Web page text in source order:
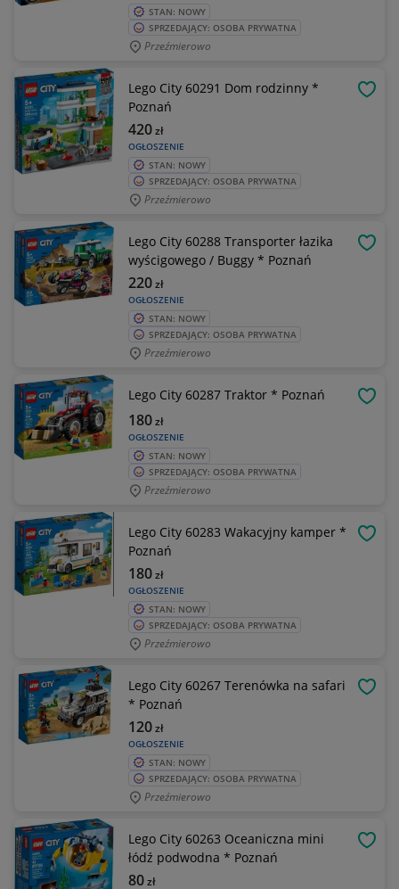
STAN: NOWY
SPRZEDAJĄCY: OSOBA PRYWATNA
Przeźmierowo
Lego City 60291 Dom rodzinny *
Poznań
OGŁOSZENIE
420zł
STAN: NOWY
SPRZEDAJĄCY: OSOBA PRYWATNA
Przeźmierowo
Lego City 60288 Transporter łazika
wyścigowego / Buggy * Poznań
OGŁOSZENIE
220zł
STAN: NOWY
SPRZEDAJĄCY: OSOBA PRYWATNA
Przeźmierowo
Lego City 60287 Traktor * Poznań
OGŁOSZENIE
180zł
STAN: NOWY
SPRZEDAJĄCY: OSOBA PRYWATNA
Przeźmierowo
Lego City 60283 Wakacyjny kamper *
Poznań
OGŁOSZENIE
180zł
STAN: NOWY
SPRZEDAJĄCY: OSOBA PRYWATNA
Przeźmierowo
Lego City 60267 Terenówka na safari
* Poznań
OGŁOSZENIE
120zł
STAN: NOWY
SPRZEDAJĄCY: OSOBA PRYWATNA
Przeźmierowo
Lego City 60263 Oceaniczna mini
łódź podwodna * Poznań
80zł